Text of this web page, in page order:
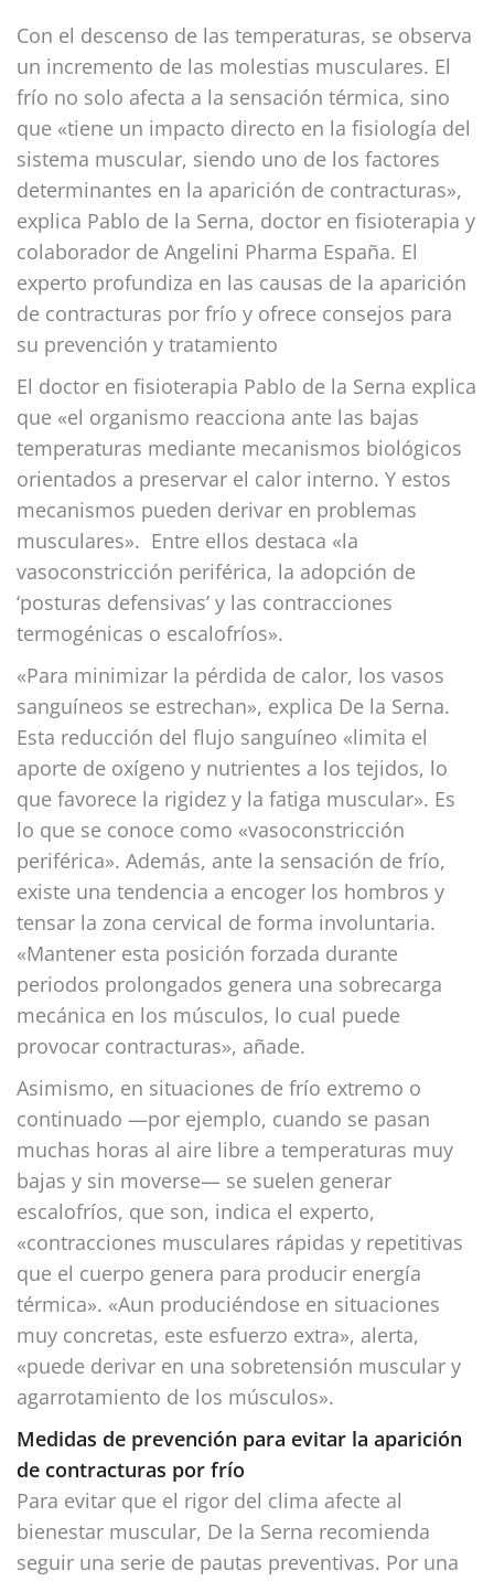
Con el descenso de las temperaturas, se observa
un incremento de las molestias musculares. El
frío no solo afecta a la sensación térmica, sino
que «tiene un impacto directo en la fisiología del
sistema muscular, siendo uno de los factores
determinantes en la aparición de contracturas»,
explica Pablo de la Serna, doctor en fisioterapia y
colaborador de Angelini Pharma España. El
experto profundiza en las causas de la aparición
de contracturas por frío y ofrece consejos para
su prevención y tratamiento
El doctor en fisioterapia Pablo de la Serna explica
que «el organismo reacciona ante las bajas
temperaturas mediante mecanismos biológicos
orientados a preservar el calor interno. Y estos
mecanismos pueden derivar en problemas
musculares». Entre ellos destaca «la
vasoconstricción periférica, la adopción de
‘posturas defensivas’ y las contracciones
termogénicas o escalofríos».
«Para minimizar la pérdida de calor, los vasos
sanguíneos se estrechan», explica De la Serna.
Esta reducción del flujo sanguíneo «limita el
aporte de oxígeno y nutrientes a los tejidos, lo
que favorece la rigidez y la fatiga muscular». Es
lo que se conoce como «vasoconstricción
periférica». Además, ante la sensación de frío,
existe una tendencia a encoger los hombros y
tensar la zona cervical de forma involuntaria.
«Mantener esta posición forzada durante
periodos prolongados genera una sobrecarga
mecánica en los músculos, lo cual puede
provocar contracturas», añade.
Asimismo, en situaciones de frío extremo o
continuado —por ejemplo, cuando se pasan
muchas horas al aire libre a temperaturas muy
bajas y sin moverse— se suelen generar
escalofríos, que son, indica el experto,
«contracciones musculares rápidas y repetitivas
que el cuerpo genera para producir energía
térmica». «Aun produciéndose en situaciones
muy concretas, este esfuerzo extra», alerta,
«puede derivar en una sobretensión muscular y
agarrotamiento de los músculos».
Medidas de prevención para evitar la aparición
de contracturas por frío
Para evitar que el rigor del clima afecte al
bienestar muscular, De la Serna recomienda
seguir una serie de pautas preventivas. Por una